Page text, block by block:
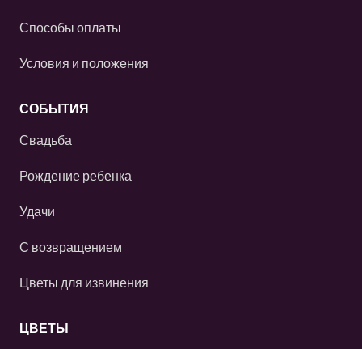
Способы оплаты
Условия и положения
СОБЫТИЯ
Свадьба
Рождение ребенка
Удачи
С возвращением
Цветы для извинения
ЦВЕТЫ